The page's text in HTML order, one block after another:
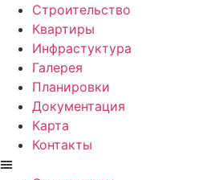
Строительство
Квартиры
Инфрастуктура
Галерея
Планировки
Документация
Карта
Контакты